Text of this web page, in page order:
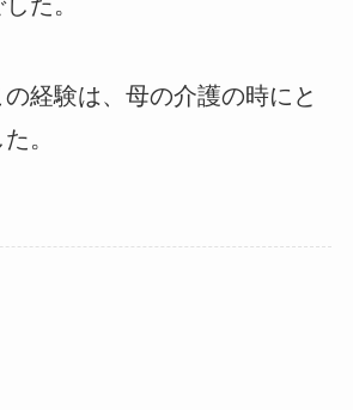
経験は、母の介護の時にと
。